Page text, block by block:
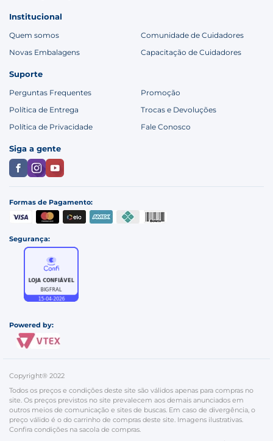
Institucional
Quem somos
Novas Embalagens
Comunidade de Cuidadores
Capacitação de Cuidadores
Suporte
Perguntas Frequentes
Política de Entrega
Política de Privacidade
Promoção
Trocas e Devoluções
Fale Conosco
Siga a gente
Formas de Pagamento:
Segurança:
Powered by:
Copyright® 2022
Todos os preços e condições deste site são válidos apenas para compras no
site. Os preços previstos no site prevalecem aos demais anunciados em
outros meios de comunicação e sites de buscas. Em caso de divergência, o
preço válido é o do carrinho de compras deste site. Imagens ilustrativas.
Confira condições na sacola de compras.